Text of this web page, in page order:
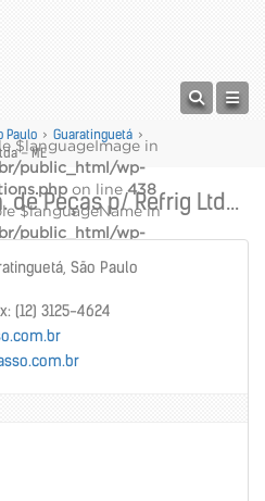
$languageImage in
public_html/wp-
on line438
$languageName in
public_html/wp-
$languageName in
public_html/wp-
Paulo > Guaratinguetá >
– ME
Peças p/ Refrig Ltda – ME
São Paulo
(12) 3125-4624